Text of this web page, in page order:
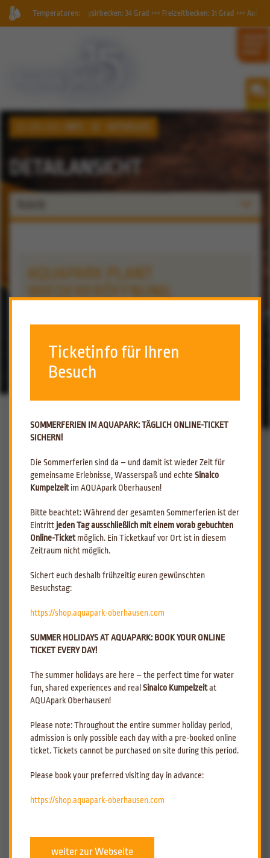
Ticketinfo für Ihren
Besuch
SOMMERFERIEN IM AQUAPARK: TÄGLICH ONLINE-TICKET
SICHERN!
Die Sommerferien sind da – und damit ist wieder Zeit für
gemeinsame Erlebnisse, Wasserspaß und echte Sinalco
Kumpelzeitim AQUApark Oberhausen!
Bitte beachtet: Während der gesamten Sommerferien ist der
Eintrittjeden Tag ausschließlich mit einem vorab gebuchten
Online-Ticketmöglich. Ein Ticketkauf vor Ort ist in diesem
Zeitraum nicht möglich.
Sichert euch deshalb frühzeitig euren gewünschten
Besuchstag:
https://shop.aquapark-oberhausen.com
SUMMER HOLIDAYS AT AQUAPARK: BOOK YOUR ONLINE
TICKET EVERY DAY!
The summer holidays are here – the perfect time for water
fun, shared experiences and real Sinalco Kumpelzeitat
AQUApark Oberhausen!
Please note: Throughout the entire summer holiday period,
admission is only possible each day with a pre-booked online
ticket. Tickets cannot be purchased on site during this period.
Please book your preferred visiting day in advance:
https://shop.aquapark-oberhausen.com
weiter zur Webseite
Temperaturen:
Geysirbecken: 34 Grad +++ Freizeitbecken: 31 Grad +++ Außenbecken: 30 Grad
DETAILANSICHT
WIEDERERÖFFNUNG
ZURÜCK ZUR ÜBERSICHT 08.05.2020
AQUApark plant Wiedereröffnung
Der AQUApark Oberhausen informiert über die Wiedereröffnung
aufgrund der Sicherheitsvorkehrungen um der Corona-Padnemie seit
dem 14. März 2020 geschlossen. Seit nun mehr 8 Wochen haben keine
Badegäste mehr unser Bad betreten. Mit den bekannten Lockerungen
Hierfür wurden die letzten Wochen intensiv genutzt, um den AQUApark
auf Vordermann zu bringen. Dabei wurden Maßnahmen des Sicherheits-
und Hygienekonzept bereits umgesetzt. Die Gesund- & Sicherheit
unserer Besucher hat dabei weiterhin höchste Priorität.
Wir informieren Sie in der nächsten Woche (Kalenderwoche 20) bezüglich
eines Termins unserer Wiedereröffnung
und der Treue in den letzten Tagen und Wochen!
Informationen zur Kurserstattung:
Aktuell ist die Verwaltung des
Services (u.a. Kurse) sind mit der Wiederaufnahme des
Geschäftsbetriebes wieder an Bord und werden sich somit
schnellstmöglich um die Kurserstattung sowie weitere Dinge kümmern.
Hierzu hat der AQUApark bereits vorgearbeitet und Entscheidungen
getroffen, welche schnellstmöglich umgesetzt werden.
Informationen zu von derAQUApark Oberhausen GmbH geführte
Marina Oberhausen- Wiederaufnahme von Übernachtungen Gastlieger
Zum Flöz- Informationen in der nächsten Woche